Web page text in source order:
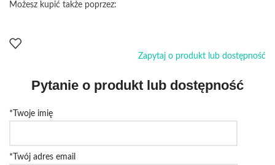
Możesz kupić także poprzez:
Zapytaj o produkt lub dostępność
Pytanie o produkt lub dostępność
*Twoje imię
*Twój adres email